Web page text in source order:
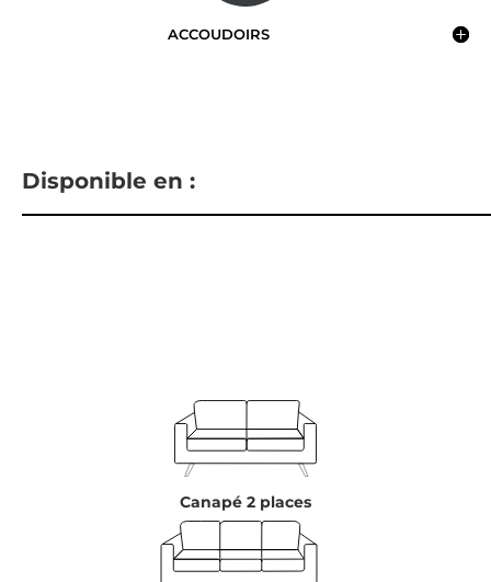
ACCOUDOIRS
Disponible en :
Canapé 2 places